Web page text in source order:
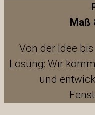
Maß
Von der Idee
Lösung: Wir
und